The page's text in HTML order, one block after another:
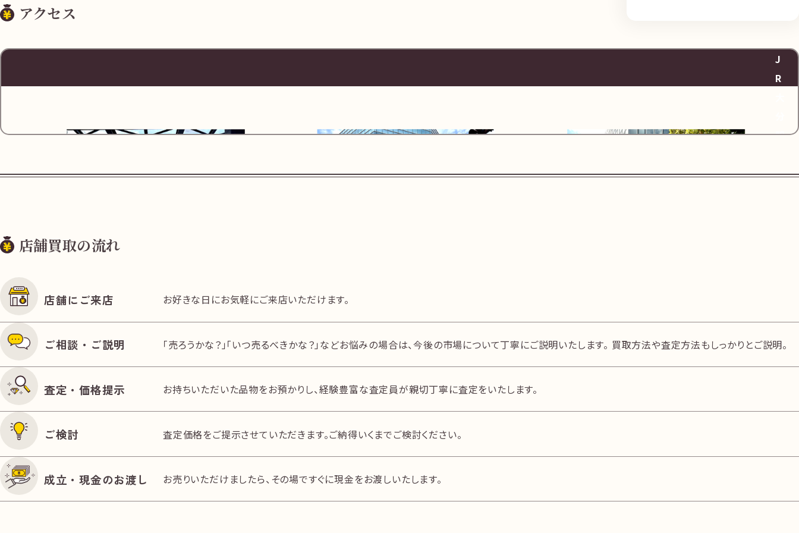
ー
キ
料金
アクセス
J
R
駅
り
へ
店舗買取の流れ
店舗にご来店 お好きな日にお気軽にご来店いただけます。
ご相談・ご説明 「売ろうかな？」「いつ売るべきかな？」などお悩みの場合は、今後の市場について丁寧にご説明いたします。 買取方法や査定方法もしっかりとご説明。
査定・価格提示 お持ちいただいた品物をお預かりし、経験豊富な査定員が親切丁寧に査定をいたします。
ご検討 査定価格をご提示させていただきます。ご納得いくまでご検討ください。
成立・現金のお渡し お売りいただけましたら、その場ですぐに現金をお渡しいたします。